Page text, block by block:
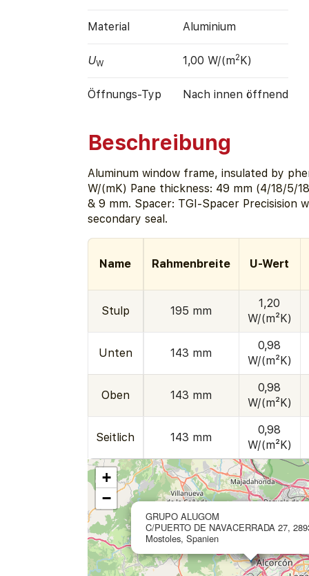
Material Aluminium
UW 1,00 W/(m2K)
Öffnungs-Typ Nach innen öffnend
Beschreibung
Aluminum window frame, insulated by
W/(mK) Pane thickness: 49 mm (4/18/5/
& 9 mm. Spacer: TGI-Spacer Precisision
secondary seal.
Name Rahmenbreite U-Wert
Stulp 195 mm
1,20
W/(m²K)
Unten 143 mm
0,98
W/(m²K)
Oben 143 mm
0,98
W/(m²K)
Seitlich 143 mm
0,98
W/(m²K)
GRUPO ALUGOM
C/PUERTO DE NAVACERRADA 27,
Mostoles, Spanien
+
−